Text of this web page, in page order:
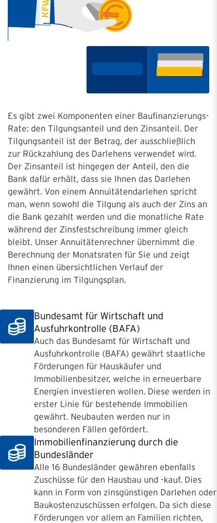
Es gibt zwei Komponenten einer Baufinanzierungs-
Rate: den Tilgungsanteil und den Zinsanteil. Der
Tilgungsanteil ist der Betrag, der ausschließlich
zur Rückzahlung des Darlehens verwendet wird.
Der Zinsanteil ist hingegen der Anteil, den die
Bank dafür erhält, dass sie Ihnen das Darlehen
gewährt. Von einem Annuitätendarlehen spricht
man, wenn sowohl die Tilgung als auch der Zins an
die Bank gezahlt werden und die monatliche Rate
während der Zinsfestschreibung immer gleich
bleibt. Unser Annuitätenrechner übernimmt die
Berechnung der Monatsraten für Sie und zeigt
Ihnen einen übersichtlichen Verlauf der
Finanzierung im Tilgungsplan.
Bundesamt für Wirtschaft und
Ausfuhrkontrolle (BAFA)
Auch das Bundesamt für Wirtschaft und
Ausfuhrkontrolle (BAFA) gewährt staatliche
Förderungen für Hauskäufer und
Immobilienbesitzer, welche in erneuerbare
Energien investieren wollen. Diese werden in
erster Linie für bestehende Immobilien
gewährt. Neubauten werden nur in
besonderen Fällen gefördert.
Immobilienfinanzierung durch die
Bundesländer
Alle 16 Bundesländer gewähren ebenfalls
Zuschüsse für den Hausbau und -kauf. Dies
kann in Form von zinsgünstigen Darlehen oder
Baukostenzuschüssen erfolgen. Da sich diese
Förderungen vor allem an Familien richten,